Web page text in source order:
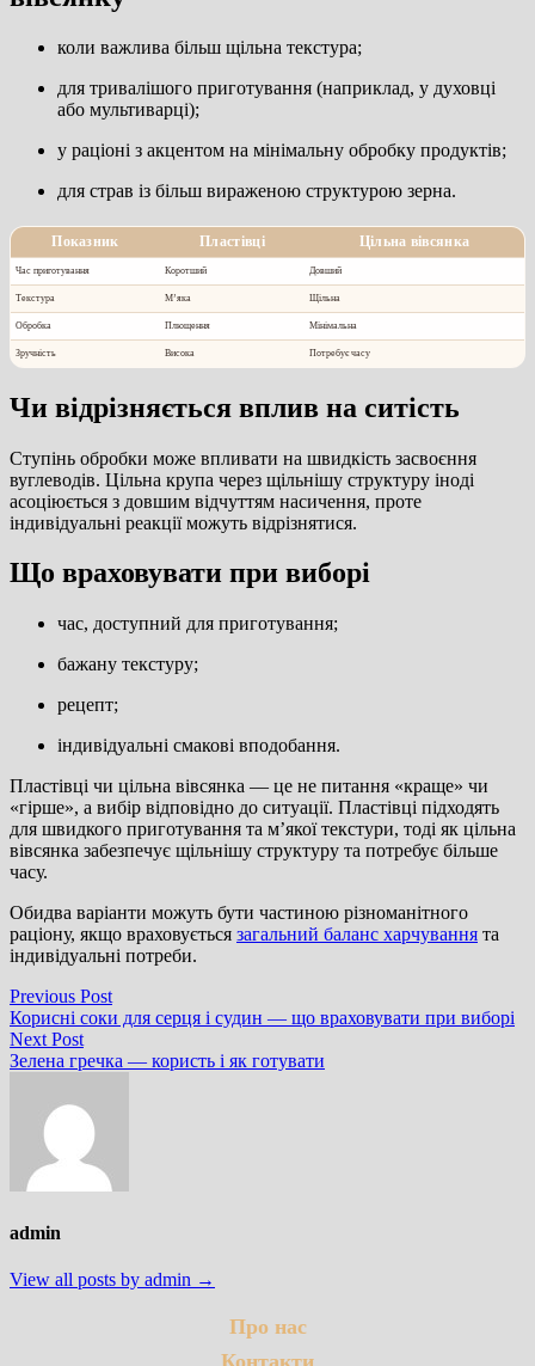
коли важлива більш щільна текстура;
для тривалішого приготування (наприклад, у духовці
або мультиварці);
у раціоні з акцентом на мінімальну обробку продуктів;
для страв із більш вираженою структурою зерна.
Показник Пластівці Цільна вівсянка
Час приготування Коротший Довший
Текстура М’яка Щільна
Обробка Плющення Мінімальна
Зручність Висока Потребує часу
Чи відрізняється вплив на ситість
Ступінь обробки може впливати на швидкість засвоєння
вуглеводів. Цільна крупа через щільнішу структуру іноді
асоціюється з довшим відчуттям насичення, проте
індивідуальні реакції можуть відрізнятися.
Що враховувати при виборі
час, доступний для приготування;
бажану текстуру;
рецепт;
індивідуальні смакові вподобання.
Пластівці чи цільна вівсянка — це не питання «краще» чи
«гірше», а вибір відповідно до ситуації. Пластівці підходять
для швидкого приготування та м’якої текстури, тоді як цільна
вівсянка забезпечує щільнішу структуру та потребує більше
часу.
Обидва варіанти можуть бути частиною різноманітного
раціону, якщо враховується загальний баланс харчування та
індивідуальні потреби.
Навігація
записів
Previous PostPrevious
post:
Корисні соки для серця і судин — що враховувати при виборі
Next PostNext
post:
Зелена гречка — користь і як готувати
admin
View all posts by admin →
Про нас
Контакти